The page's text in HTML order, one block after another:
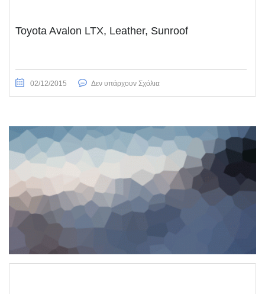
Toyota Avalon LTX, Leather, Sunroof
02/12/2015 Δεν υπάρχουν Σχόλια